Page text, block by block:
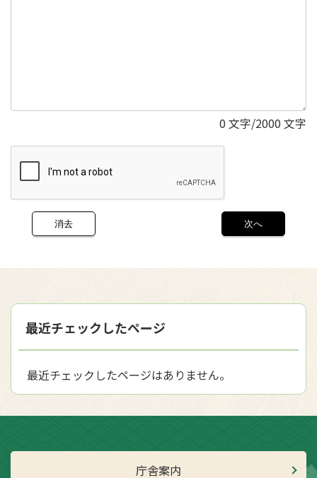
0 文字/2000 文字
最近チェックしたページ
最近チェックしたページはありません。
庁舎案内